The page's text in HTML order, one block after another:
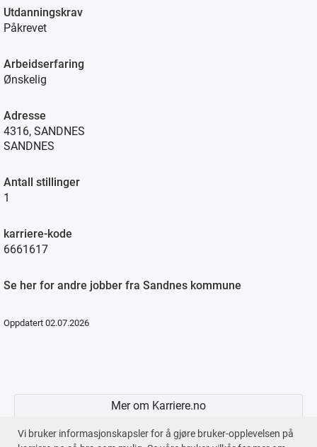
Vi bruker informasjonskapsler for å gjøre bruker-opplevelsen på
Utdanningskrav
Påkrevet
Arbeidserfaring
Ønskelig
Adresse
4316, SANDNES
SANDNES
Antall stillinger
1
karriere-kode
6661617
Se her for andre jobber fra Sandnes kommune
Oppdatert 02.07.2026
Mer om Karriere.no